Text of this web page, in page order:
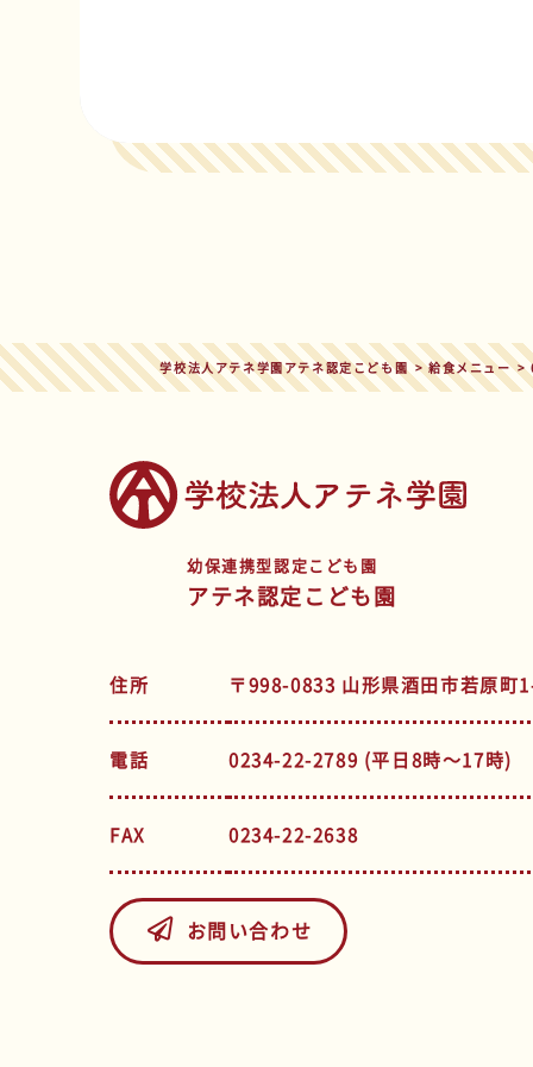
学校法人アテネ学園アテネ認定こども園>給食メニュー>
幼保連携型認定こども園
アテネ認定こども園
住所 〒998-0833 山形県酒田市若原町
電話 0234-22-2789 (平日8時～17時)
FAX 0234-22-2638
お問い合わせ